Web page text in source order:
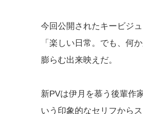
今回公開されたキービジ
「楽しい日常。でも、何
膨らむ出来映えだ。
新PVは伊月を慕う後輩作
いう印象的なセリフから